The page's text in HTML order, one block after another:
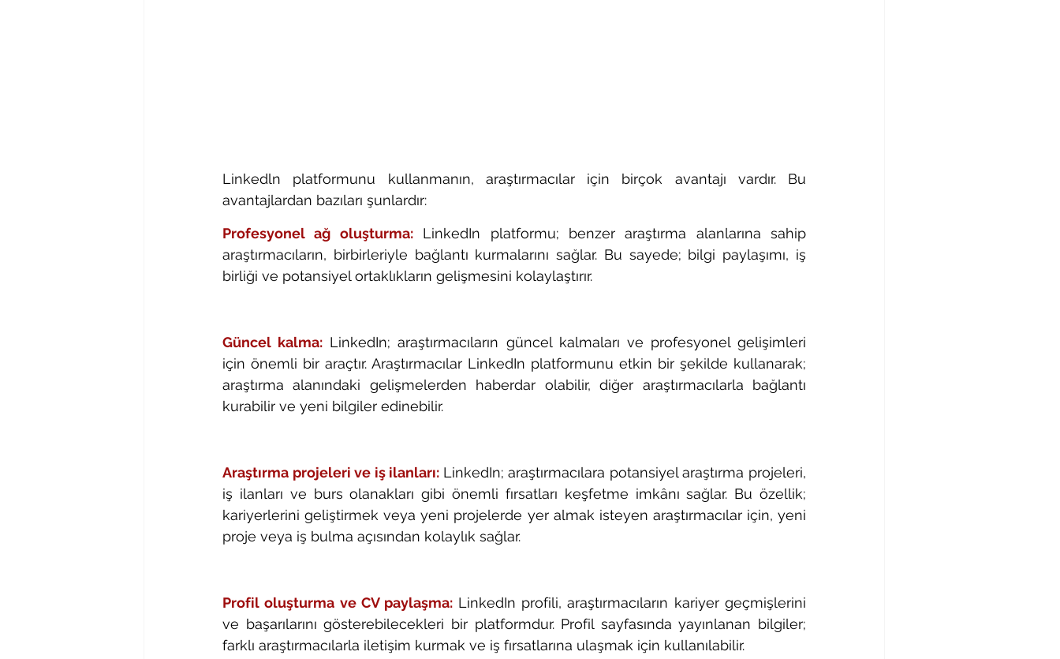
Linkedln platformunu kullanmanın, araştırmacılar için birçok avantajı vardır. Bu
avantajlardan bazıları şunlardır:
Profesyonel ağ oluşturma: LinkedIn platformu; benzer araştırma alanlarına sahip
araştırmacıların, birbirleriyle bağlantı kurmalarını sağlar. Bu sayede; bilgi paylaşımı, iş
birliği ve potansiyel ortaklıkların gelişmesini kolaylaştırır.
Güncel kalma: LinkedIn; araştırmacıların güncel kalmaları ve profesyonel gelişimleri
için önemli bir araçtır. Araştırmacılar LinkedIn platformunu etkin bir şekilde kullanarak;
araştırma alanındaki gelişmelerden haberdar olabilir, diğer araştırmacılarla bağlantı
kurabilir ve yeni bilgiler edinebilir.
Araştırma projeleri ve iş ilanları: LinkedIn; araştırmacılara potansiyel araştırma projeleri,
iş ilanları ve burs olanakları gibi önemli fırsatları keşfetme imkânı sağlar. Bu özellik;
kariyerlerini geliştirmek veya yeni projelerde yer almak isteyen araştırmacılar için, yeni
proje veya iş bulma açısından kolaylık sağlar.
Profil oluşturma ve CV paylaşma: LinkedIn profili, araştırmacıların kariyer geçmişlerini
ve başarılarını gösterebilecekleri bir platformdur. Profil sayfasında yayınlanan bilgiler;
farklı araştırmacılarla iletişim kurmak ve iş fırsatlarına ulaşmak için kullanılabilir.